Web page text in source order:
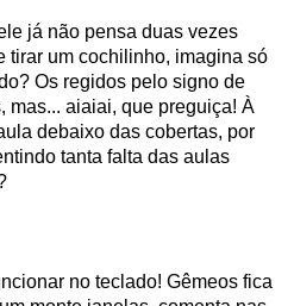
já não pensa duas vezes
tirar um cochilinho, imagina só
Os regidos pelo signo de
mas... aiaiai, que preguiça! À
debaixo das cobertas, por
tanta falta das aulas
no teclado! Gêmeos fica